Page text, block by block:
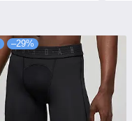
–29%